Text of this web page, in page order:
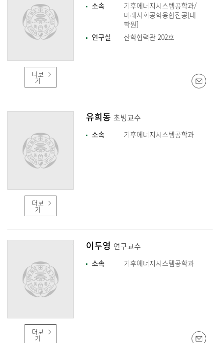
더보
기
소속
기후에너지시스템공학과/
미래사회공학융합전공[대
학원]
연구실
산학협력관 202호
더보
기
유희동 초빙교수
소속 기후에너지시스템공학과
더보
기
이두영 연구교수
소속 기후에너지시스템공학과